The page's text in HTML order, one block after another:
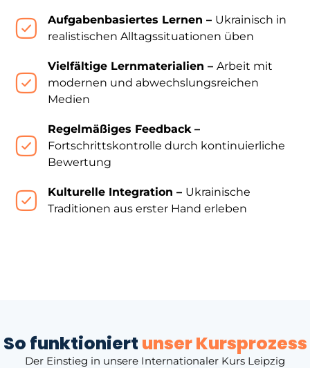
Aufgabenbasiertes Lernen – Ukrainisch in
realistischen Alltagssituationen üben
Vielfältige Lernmaterialien – Arbeit mit
modernen und abwechslungsreichen
Medien
Regelmäßiges Feedback –
Fortschrittskontrolle durch kontinuierliche
Bewertung
Kulturelle Integration – Ukrainische
Traditionen aus erster Hand erleben
So funktioniert unser Kursprozess
Der Einstieg in unsere Internationaler Kurs Leipzig